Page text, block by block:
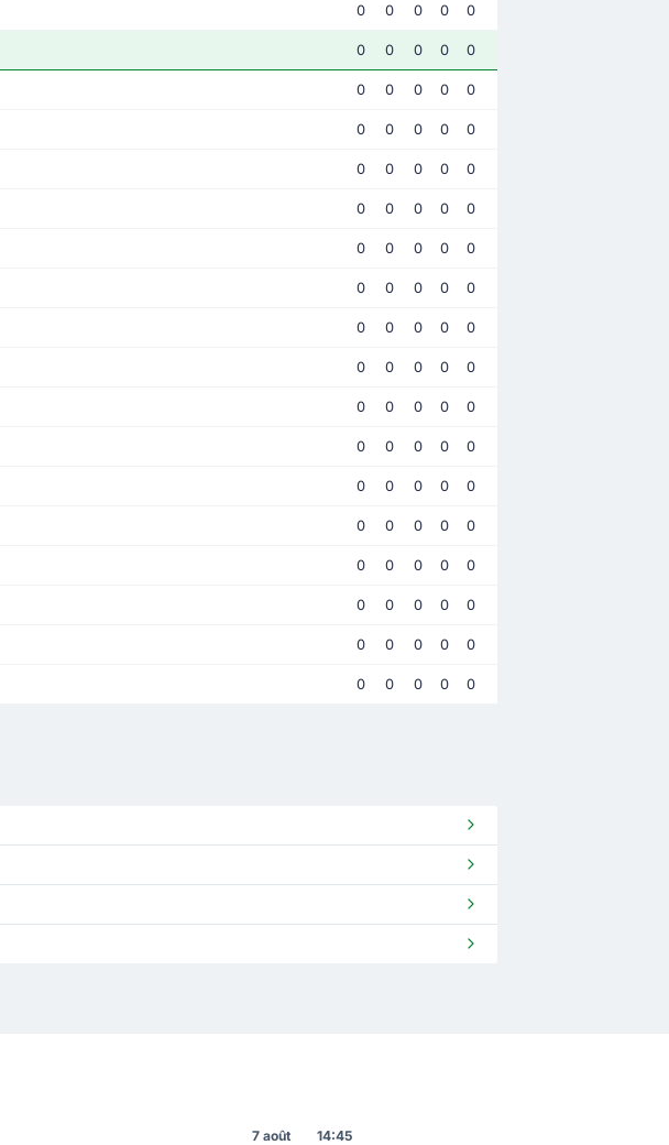
0 0 0 0 0
0 0 0 0 0
0 0 0 0 0
0 0 0 0 0
0 0 0 0 0
0 0 0 0 0
0 0 0 0 0
0 0 0 0 0
0 0 0 0 0
0 0 0 0 0
0 0 0 0 0
0 0 0 0 0
0 0 0 0 0
0 0 0 0 0
0 0 0 0 0
0 0 0 0 0
0 0 0 0 0
0 0 0 0 0
7 août 14:45